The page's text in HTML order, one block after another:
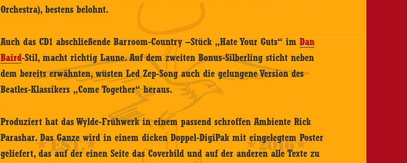
Orchestra), bestens belohnt.
Auch das CD1 abschließende Barroom-Country –Stück „Hate Your Guts“ imDan
Baird-Stil, macht richtig Laune. Auf dem zweiten Bonus-Silberling sticht neben
dem bereits erwähnten, wüsten Led Zep-Song auch die gelungene Version des
Beatles-Klassikers „Come Together“ heraus.
Produziert hat das Wylde-Frühwerk in einem passend schroffen Ambiente Rick
Parashar. Das Ganze wird in einem dicken Doppel-DigiPak mit eingelegtem Poster
geliefert, das auf der einen Seite das Coverbild und auf der anderen alle Texte zu